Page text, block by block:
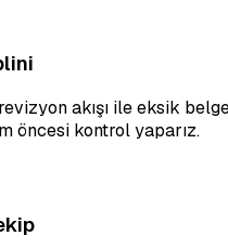
akışı ile eksik
öncesi kontrol yaparız.